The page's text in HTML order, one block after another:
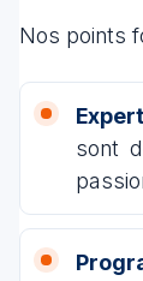
Nos points
sont